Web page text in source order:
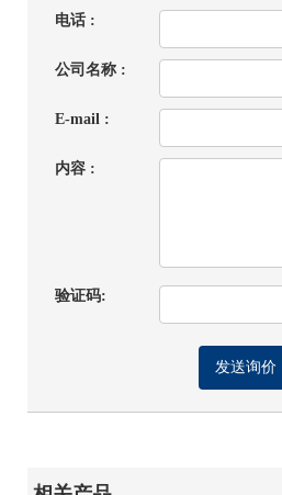
电话 :
公司名称 :
E-mail :
内容 :
验证码: